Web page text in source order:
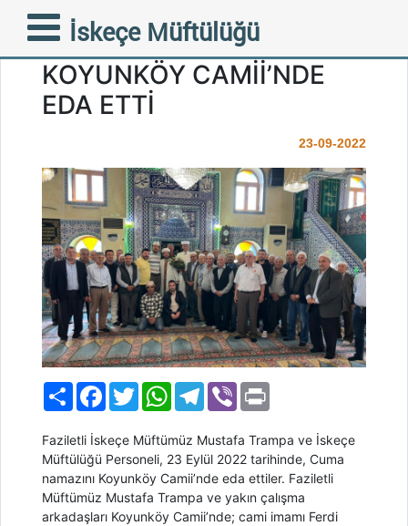
İskeçe Müftülüğü
FAZİLETLİ MÜFTÜMÜZ
CUMA NAMAZINI
KOYUNKÖY CAMİİ’NDE
EDA ETTİ
23-09-2022
PaylaşFacebook
TwitterWhatsAppTelegram
Viber
Faziletli İskeçe Müftümüz Mustafa Trampa ve İskeçe
Müftülüğü Personeli, 23 Eylül 2022 tarihinde, Cuma
namazını Koyunköy Camii’nde eda ettiler. Faziletli
Müftümüz Mustafa Trampa ve yakın çalışma
arkadaşları Koyunköy Camii’nde; cami imamı Ferdi